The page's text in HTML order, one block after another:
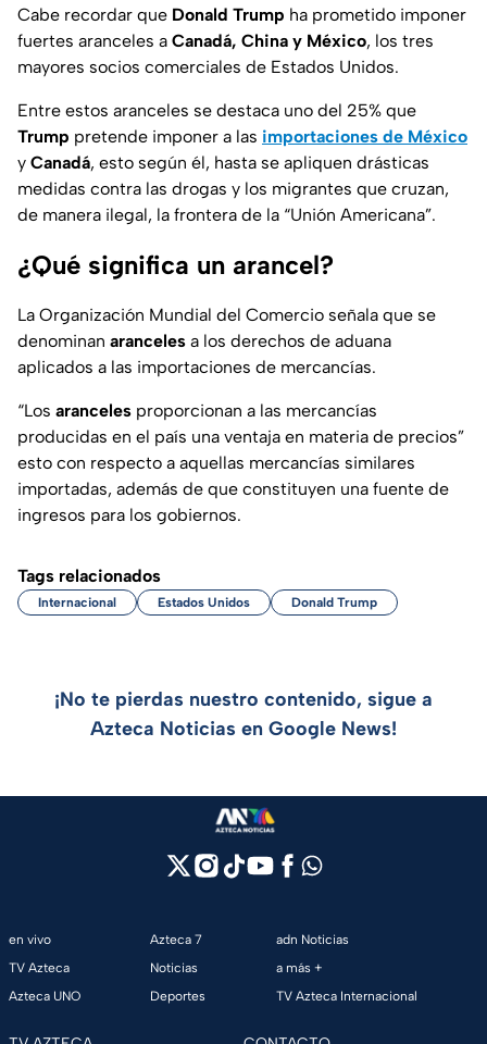
Cabe recordar que Donald Trump ha prometido imponer
fuertes aranceles a Canadá, China y México, los tres
mayores socios comerciales de Estados Unidos.
Entre estos aranceles se destaca uno del 25% que
Trump pretende imponer a las importaciones de México
y Canadá, esto según él, hasta se apliquen drásticas
medidas contra las drogas y los migrantes que cruzan,
de manera ilegal, la frontera de la “Unión Americana”.
¿Qué significa un arancel?
La Organización Mundial del Comercio señala que se
denominan aranceles a los derechos de aduana
aplicados a las importaciones de mercancías.
“Los aranceles proporcionan a las mercancías
producidas en el país una ventaja en materia de precios”
esto con respecto a aquellas mercancías similares
importadas, además de que constituyen una fuente de
ingresos para los gobiernos.
Tags relacionados
Internacional Estados Unidos Donald Trump
¡No te pierdas nuestro contenido, sigue a
Azteca Noticias en Google News!
en vivo
TV Azteca
Azteca UNO
Azteca 7
Noticias
Deportes
adn Noticias
a más +
TV Azteca Internacional